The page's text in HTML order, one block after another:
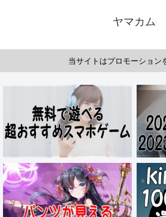
ヤマカム
当サイトはプロモーション